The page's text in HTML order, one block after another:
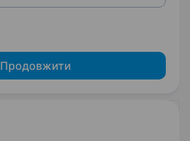
Продовжити